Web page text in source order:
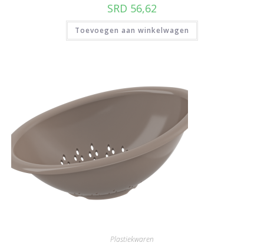
SRD 56,62
Toevoegen aan winkelwagen
Plastiekwaren